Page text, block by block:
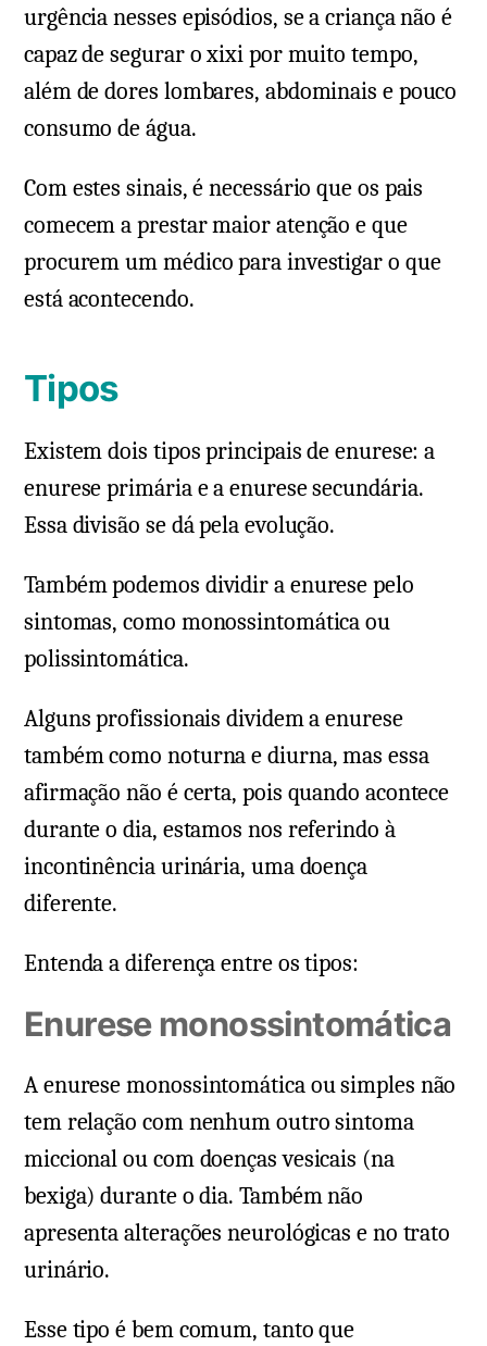
urgência nesses episódios, se a criança não é
capaz de segurar o xixi por muito tempo,
além de dores lombares, abdominais e pouco
consumo de água.
Com estes sinais, é necessário que os pais
comecem a prestar maior atenção e que
procurem um médico para investigar o que
está acontecendo.
Tipos
Existem dois tipos principais de enurese: a
enurese primária e a enurese secundária.
Essa divisão se dá pela evolução.
Também podemos dividir a enurese pelo
sintomas, como monossintomática ou
polissintomática.
Alguns profissionais dividem a enurese
também como noturna e diurna, mas essa
afirmação não é certa, pois quando acontece
durante o dia, estamos nos referindo à
incontinência urinária, uma doença
diferente.
Entenda a diferença entre os tipos:
Enurese monossintomática
A enurese monossintomática ou simples não
tem relação com nenhum outro sintoma
miccional ou com doenças vesicais (na
bexiga) durante o dia. Também não
apresenta alterações neurológicas e no trato
urinário.
Esse tipo é bem comum, tanto que